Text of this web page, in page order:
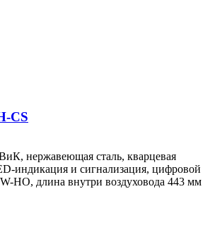
CS
нержавеющая сталь, кварцевая
индикация и сигнализация, цифровой
HO, длина внутри воздуховода 443 мм